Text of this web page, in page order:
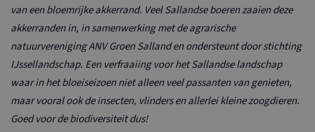
van een bloemrijke akkerrand. Veel Sallandse boeren zaaien deze
akkerranden in, in samenwerking met de agrarische
natuurvereniging ANV Groen Salland en ondersteunt door stichting
IJssellandschap. Een verfraaiing voor het Sallandse landschap
waar in het bloeiseizoen niet alleen veel passanten van genieten,
maar vooral ook de insecten, vlinders en allerlei kleine zoogdieren.
Goed voor de biodiversiteit dus!